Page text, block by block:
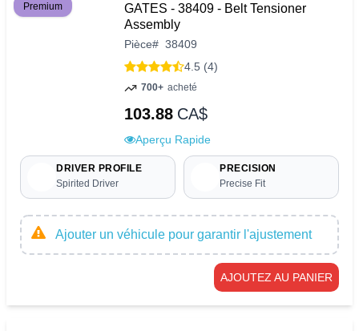
Premium
GATES - 38409 - Belt Tensioner
Assembly
Pièce# 38409
4.5 (4)
700+ acheté
103.88 CA$
Aperçu Rapide
DRIVER PROFILE
Spirited Driver
PRECISION
Precise Fit
Ajouter un véhicule pour garantir l'ajustement
AJOUTEZ AU PANIER